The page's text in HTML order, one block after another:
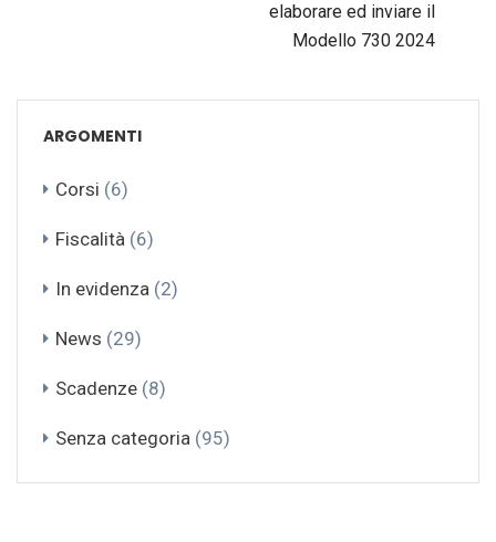
elaborare ed inviare il
Modello 730 2024
ARGOMENTI
Corsi (6)
Fiscalità (6)
In evidenza (2)
News (29)
Scadenze (8)
Senza categoria (95)